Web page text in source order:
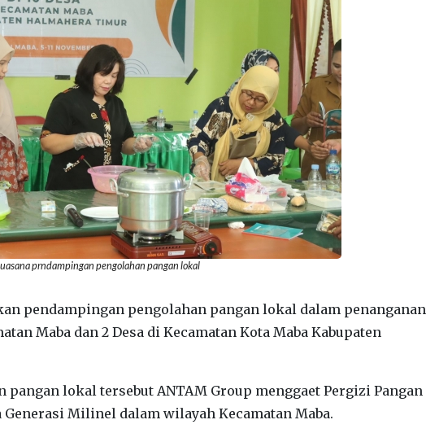
prndampingan pengolahan pangan lokal
pendampingan pengolahan pangan lokal dalam penanganan
Maba dan 2 Desa di Kecamatan Kota Maba Kabupaten
lokal tersebut ANTAM Group menggaet Pergizi Pangan
Milinel dalam wilayah Kecamatan Maba.